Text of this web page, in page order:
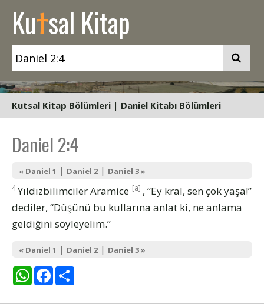
Kutsal Kitap
Kutsal Kitap Bölümleri | Daniel Kitabı Bölümleri
Daniel 2:4
« Daniel 1 | Daniel 2| Daniel 3 »
4Yıldızbilimciler Aramice [a] , “Ey kral, sen çok yaşa!”
dediler, “Düşünü bu kullarına anlat ki, ne anlama
geldiğini söyleyelim.”
« Daniel 1 | Daniel 2| Daniel 3 »
WhatsAppFacebook